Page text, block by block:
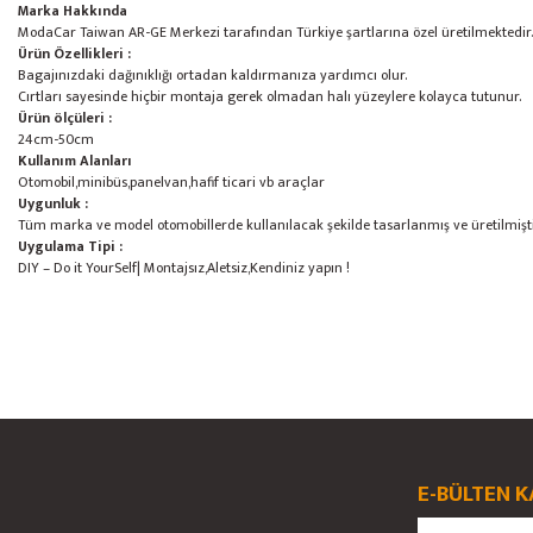
Marka Hakkında
ModaCar Taiwan AR-GE Merkezi tarafından Türkiye şartlarına özel üretilmektedir.
Ürün Özellikleri :
Bagajınızdaki dağınıklığı ortadan kaldırmanıza yardımcı olur.
Cırtları sayesinde hiçbir montaja gerek olmadan halı yüzeylere kolayca tutunur.
Ürün ölçüleri :
24cm-50cm
Kullanım Alanları
Otomobil,minibüs,panelvan,hafif ticari vb araçlar
Uygunluk :
Tüm marka ve model otomobillerde kullanılacak şekilde tasarlanmış ve
Uygulama Tipi :
DIY – Do it YourSelf| Montajsız,Aletsiz,Kendiniz yapın !
Görüş ve önerileriniz için teşekkür ederiz.
E-BÜLTEN